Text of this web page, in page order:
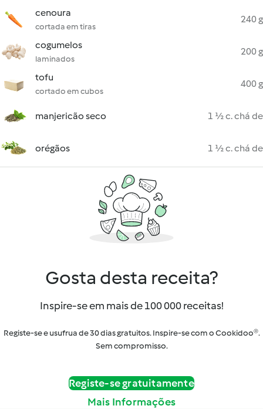
cenoura
cortada em tiras
240 g
cogumelos
laminados
200 g
tofu
cortado em cubos
400 g
manjericão seco 1 ½ c. chá de
orégãos 1 ½ c. chá de
Gosta desta receita?
Inspire-se em mais de 100 000 receitas!
Registe-se e usufrua de 30 dias gratuitos. Inspire-se com o Cookidoo®.
Sem compromisso.
Registe-se gratuitamente
Mais Informações